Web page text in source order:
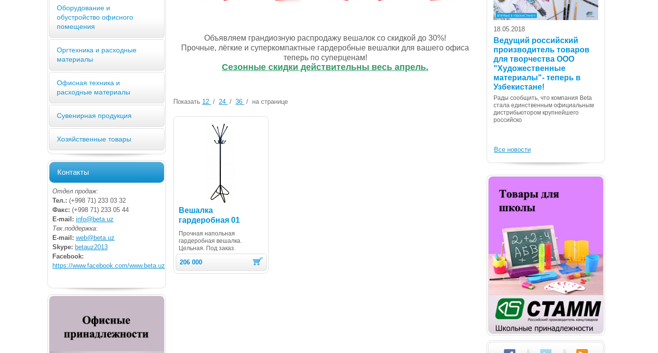
Оборудование и
обустройство офисного
помещения
Оргтехника и расходные
материалы
Офисная техника и
расходные материалы
Сувенирная продукция
Хозяйственные товары
Контакты
Отдел продаж:
Тел.: (+998 71) 233 03 32
Факс: (+998 71) 233 05 44
E-mail: info@beta.uz
Тех.поддержка:
E-mail: web@beta.uz
Skype: betauz2013
Facebook:
https://www.facebook.com/www.beta.uz
Объявляем грандиозную распродажу вешалок со скидкой до 30%!
Прочные, лёгкие и суперкомпактные гардеробные вешалки для вашего офиса
теперь по суперценам!
Сезонные скидки действительны весь апрель.
Показать 12 / 24 / 36 / на странице
Вешалка
гардеробная 01
Прочная напольная
гардеробная вешалка.
Цельная. Под заказ.
206 000
18.05.2018
Ведущий российский
производитель товаров
для творчества ООО
"Художественные
материалы"- теперь в
Узбекистане!
Рады сообщить, что компания Beta
стала единственным официальным
дистрибьютором крупнейшего
российско
Все новости